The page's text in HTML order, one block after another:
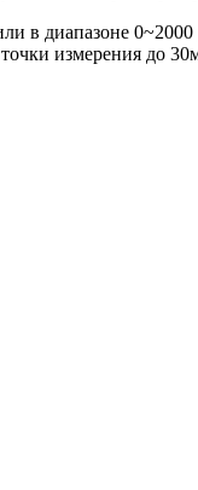
в диапазоне
измерения до